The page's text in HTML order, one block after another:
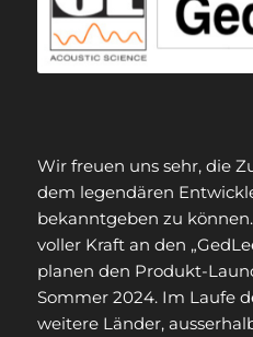
Wir freuen uns sehr, die
dem legendären
bekanntgeben zu
voller Kraft an den
planen den Produkt-
Sommer 2024. Im Laufe
weitere Länder,